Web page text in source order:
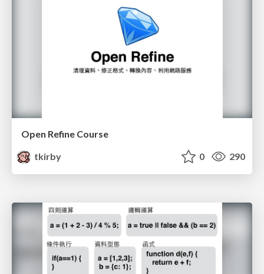
Open Refine Course
tkirby
0 290